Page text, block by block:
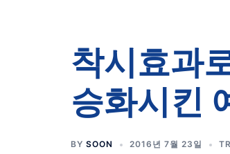
착시효과
승화시킨
BY SOON 2016년 7월 23일